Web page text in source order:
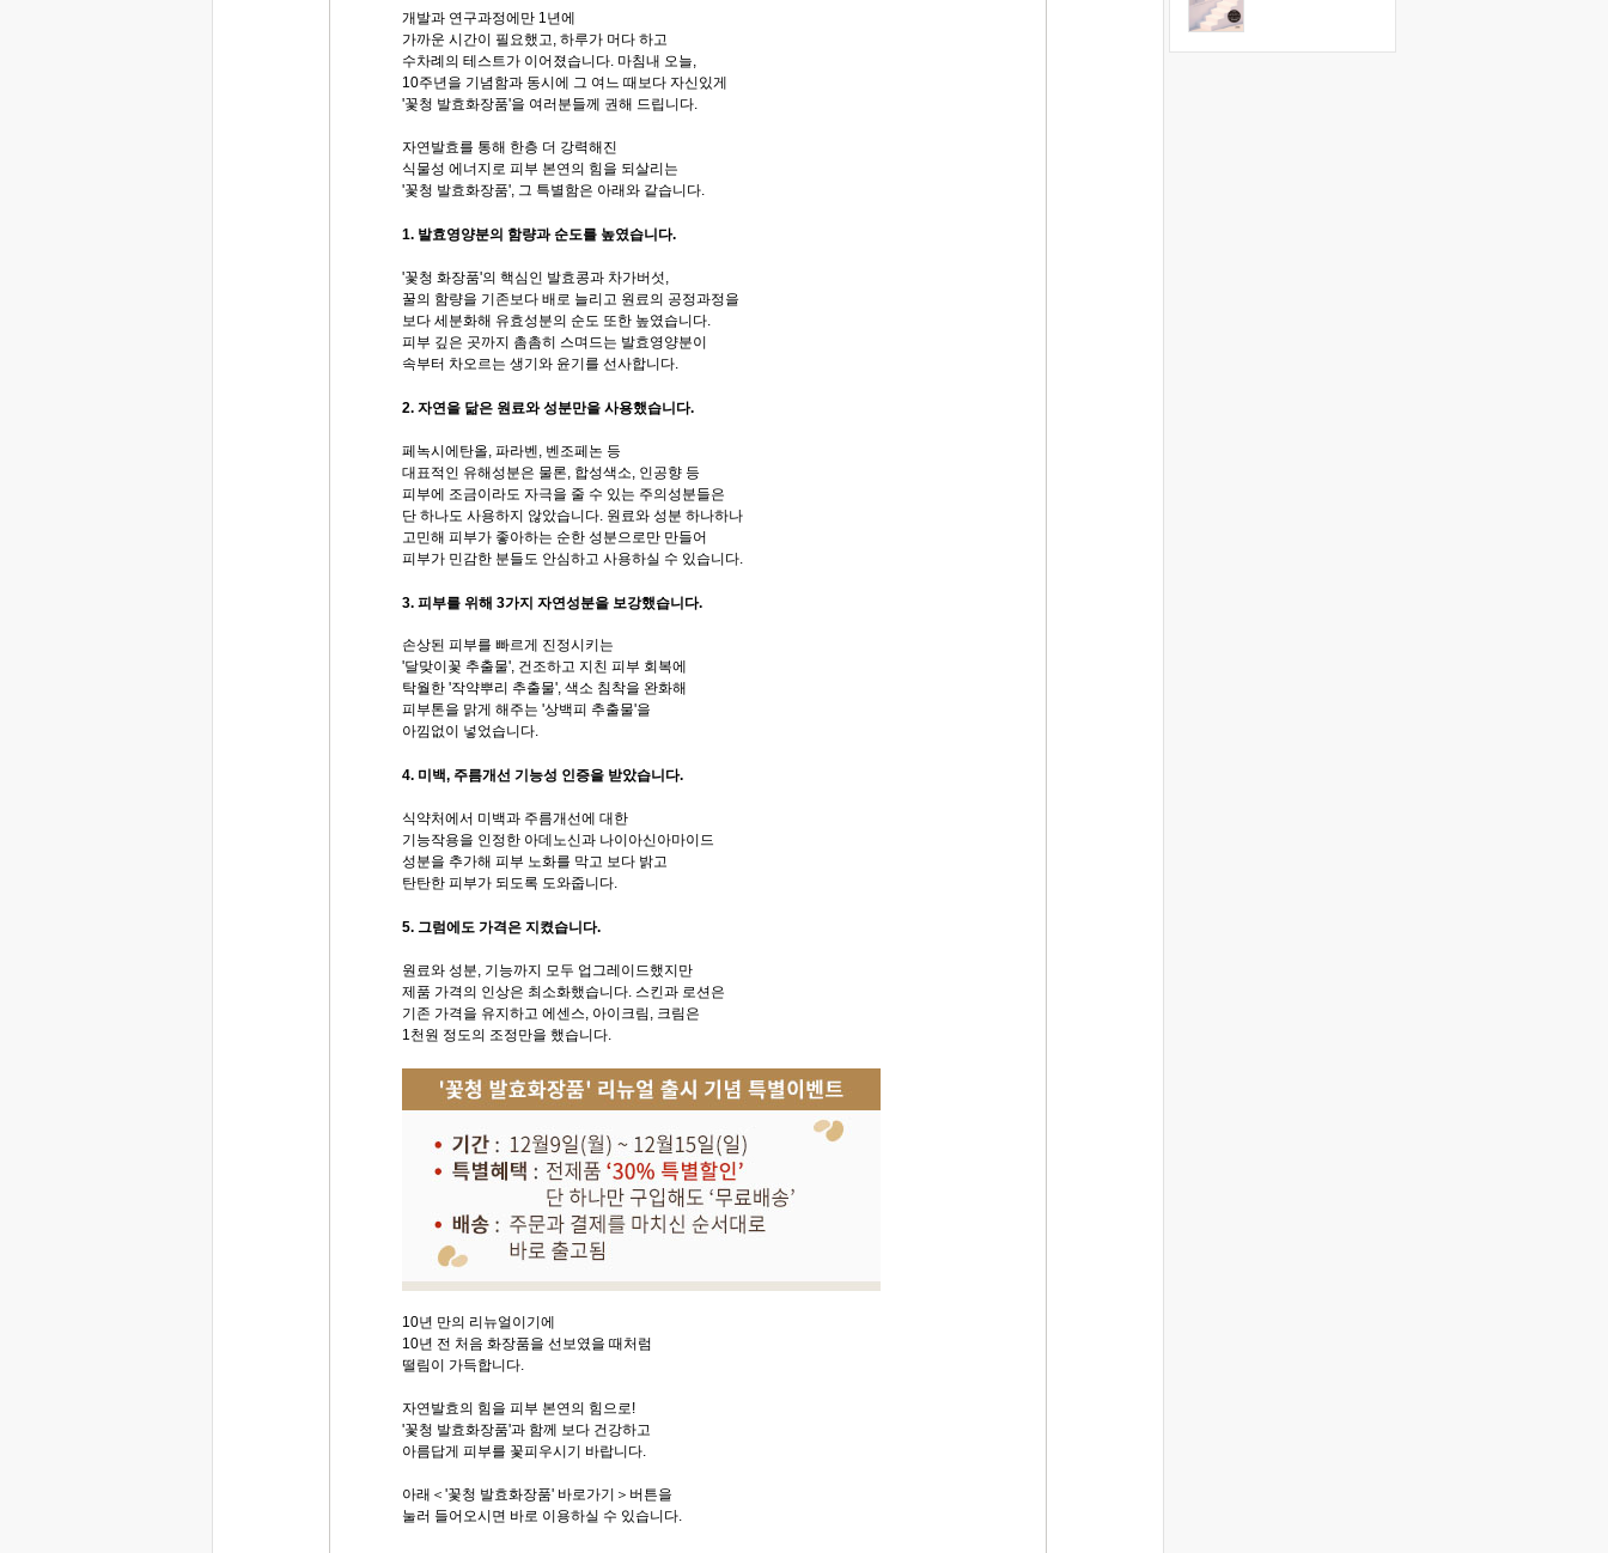
개발과 연구과정에만 1년에
가까운 시간이 필요했고, 하루가 머다 하고
수차례의 테스트가 이어졌습니다. 마침내 오늘,
10주년을 기념함과 동시에 그 여느 때보다 자신있게
'꽃청 발효화장품'을 여러분들께 권해 드립니다.
자연발효를 통해 한층 더 강력해진
식물성 에너지로 피부 본연의 힘을 되살리는
'꽃청 발효화장품', 그 특별함은 아래와 같습니다.
1. 발효영양분의 함량과 순도를 높였습니다.
'꽃청 화장품'의 핵심인 발효콩과 차가버섯,
꿀의 함량을 기존보다 배로 늘리고 원료의 공정과정을
보다 세분화해 유효성분의 순도 또한 높였습니다.
피부 깊은 곳까지 촘촘히 스며드는 발효영양분이
속부터 차오르는 생기와 윤기를 선사합니다.
2. 자연을 닮은 원료와 성분만을 사용했습니다.
페녹시에탄올, 파라벤, 벤조페논 등
대표적인 유해성분은 물론, 합성색소, 인공향 등
피부에 조금이라도 자극을 줄 수 있는 주의성분들은
단 하나도 사용하지 않았습니다. 원료와 성분 하나하나
고민해 피부가 좋아하는 순한 성분으로만 만들어
피부가 민감한 분들도 안심하고 사용하실 수 있습니다.
3. 피부를 위해 3가지 자연성분을 보강했습니다.
손상된 피부를 빠르게 진정시키는
'달맞이꽃 추출물', 건조하고 지친 피부 회복에
탁월한 '작약뿌리 추출물', 색소 침착을 완화해
피부톤을 맑게 해주는 '상백피 추출물'을
아낌없이 넣었습니다.
4. 미백, 주름개선 기능성 인증을 받았습니다.
식약처에서 미백과 주름개선에 대한
기능작용을 인정한 아데노신과 나이아신아마이드
성분을 추가해 피부 노화를 막고 보다 밝고
탄탄한 피부가 되도록 도와줍니다.
5. 그럼에도 가격은 지켰습니다.
원료와 성분, 기능까지 모두 업그레이드했지만
제품 가격의 인상은 최소화했습니다. 스킨과 로션은
기존 가격을 유지하고 에센스, 아이크림, 크림은
1천원 정도의 조정만을 했습니다.
10년 만의 리뉴얼이기에
10년 전 처음 화장품을 선보였을 때처럼
떨림이 가득합니다.
자연발효의 힘을 피부 본연의 힘으로!
'꽃청 발효화장품'과 함께 보다 건강하고
아름답게 피부를 꽃피우시기 바랍니다.
아래＜'꽃청 발효화장품' 바로가기＞버튼을
눌러 들어오시면 바로 이용하실 수 있습니다.